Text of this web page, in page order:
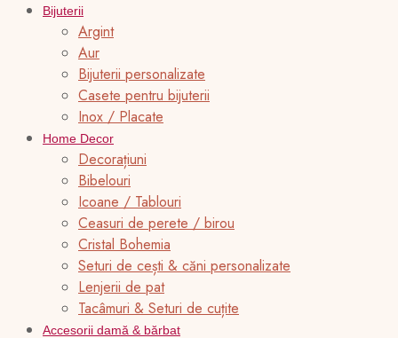
Bijuterii
Argint
Aur
Bijuterii personalizate
Casete pentru bijuterii
Inox / Placate
Home Decor
Decorațiuni
Bibelouri
Icoane / Tablouri
Ceasuri de perete / birou
Cristal Bohemia
Seturi de cești & căni personalizate
Lenjerii de pat
Tacâmuri & Seturi de cuțite
Accesorii damă & bărbat